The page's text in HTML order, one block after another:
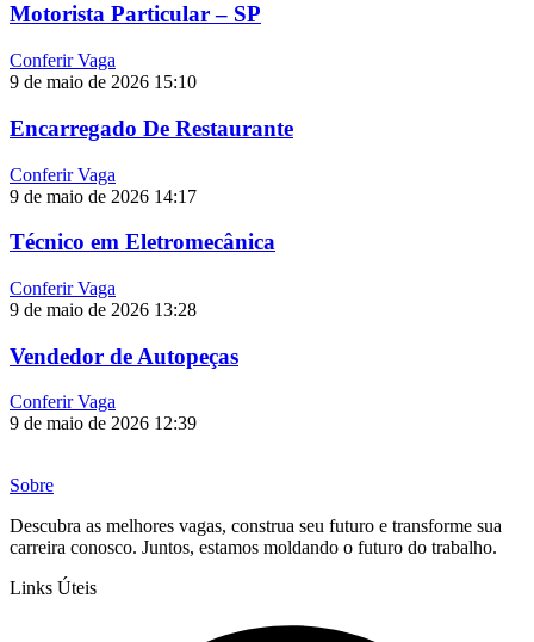
Motorista Particular – SP
Conferir Vaga
9 de maio de 2026 15:10
Encarregado De Restaurante
Conferir Vaga
9 de maio de 2026 14:17
Técnico em Eletromecânica
Conferir Vaga
9 de maio de 2026 13:28
Vendedor de Autopeças
Conferir Vaga
9 de maio de 2026 12:39
Sobre
Descubra as melhores vagas, construa seu futuro e transforme sua
carreira conosco. Juntos, estamos moldando o futuro do trabalho.
Links Úteis